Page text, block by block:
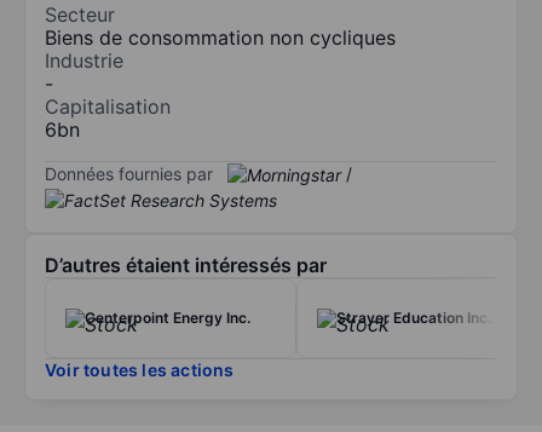
Secteur
Biens de consommation non cycliques
Industrie
-
Capitalisation
6bn
Données fournies par /
D’autres étaient intéressés par
Centerpoint Energy Inc. Strayer Education Inc.
Voir toutes les actions